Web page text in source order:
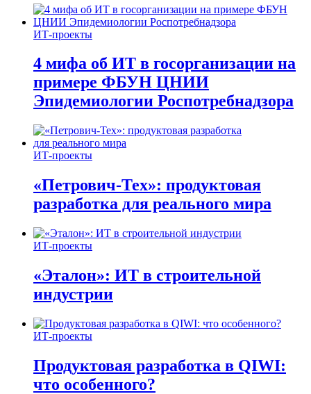
ИТ-проекты
4 мифа об ИТ в госорганизации на
примере ФБУН ЦНИИ
Эпидемиологии Роспотребнадзора
ИТ-проекты
«Петрович-Тех»: продуктовая
разработка для реального мира
ИТ-проекты
«Эталон»: ИТ в строительной
индустрии
ИТ-проекты
Продуктовая разработка в QIWI:
что особенного?